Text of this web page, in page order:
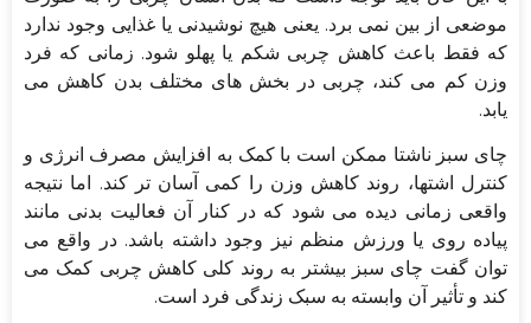
موضعی از بین نمی برد. یعنی هیچ نوشیدنی یا غذایی وجود ندارد
که فقط باعث کاهش چربی شکم یا پهلو شود. زمانی که فرد
وزن کم می کند، چربی در بخش های مختلف بدن کاهش می
یابد.
چای سبز ناشتا ممکن است با کمک به افزایش مصرف انرژی و
کنترل اشتها، روند کاهش وزن را کمی آسان تر کند. اما نتیجه
واقعی زمانی دیده می شود که در کنار آن فعالیت بدنی مانند
پیاده روی یا ورزش منظم نیز وجود داشته باشد. در واقع می
توان گفت چای سبز بیشتر به روند کلی کاهش چربی کمک می
کند و تأثیر آن وابسته به سبک زندگی فرد است.